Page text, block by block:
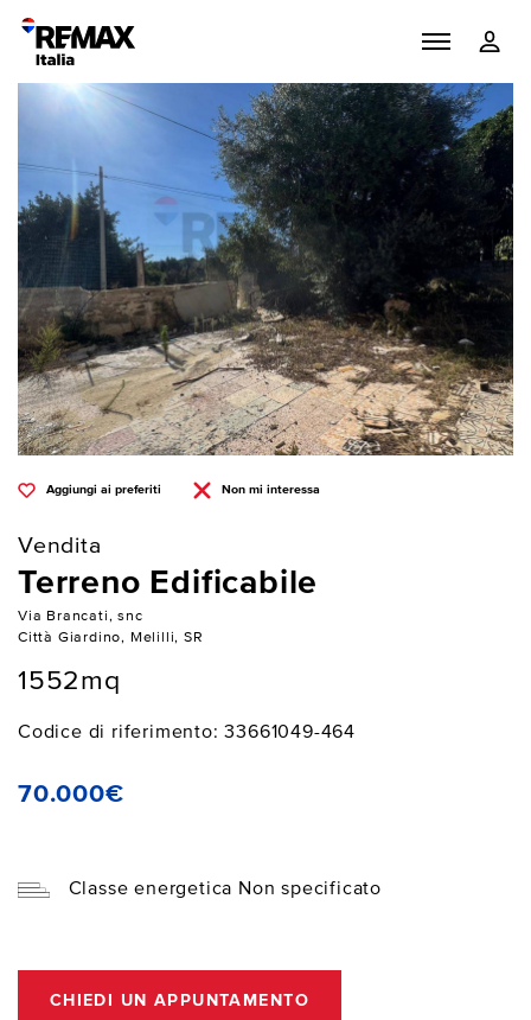
Aggiungi ai preferiti Non mi interessa
Vendita
Terreno Edificabile
Via Brancati, snc
Città Giardino, Melilli, SR
1552mq
Codice di riferimento: 33661049-464
70.000€
Classe energetica Non specificato
CHIEDI UN APPUNTAMENTO